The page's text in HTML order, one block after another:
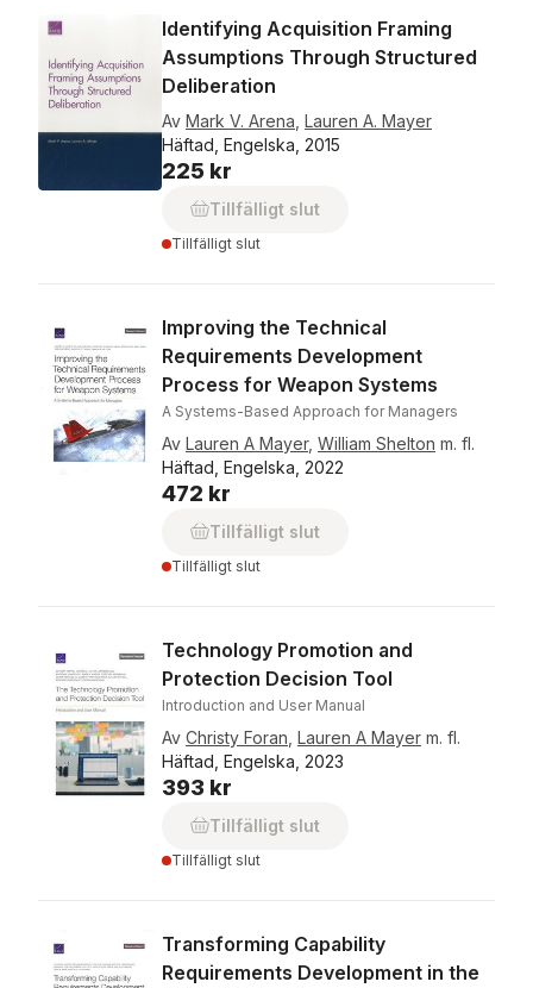
Identifying Acquisition Framing
Assumptions Through Structured
Deliberation
Av Mark V. Arena Lauren A. Mayer
Häftad, Engelska, 2015
225 kr
Tillfälligt slut
Tillfälligt slut
Improving the Technical
Requirements Development
Process for Weapon Systems
A Systems-Based Approach for Managers
Av Lauren A Mayer, William Shelton m. fl.
Häftad, Engelska, 2022
472 kr
Tillfälligt slut
Tillfälligt slut
Technology Promotion and
Protection Decision Tool
Introduction and User Manual
Av Christy Foran Lauren A Mayer m. fl.
Häftad, Engelska, 2023
393 kr
Tillfälligt slut
Tillfälligt slut
Transforming Capability
Requirements Development in the